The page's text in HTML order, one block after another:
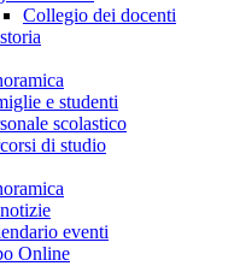
Collegio dei docenti
e studenti
scolastico
di studio
eventi
Online